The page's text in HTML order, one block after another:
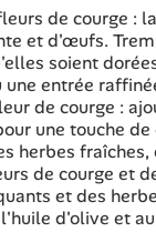
de courge :
et d'œufs.
soient
une entrée
de courge :
une touche
herbes
de courge et
et des
d'olive et